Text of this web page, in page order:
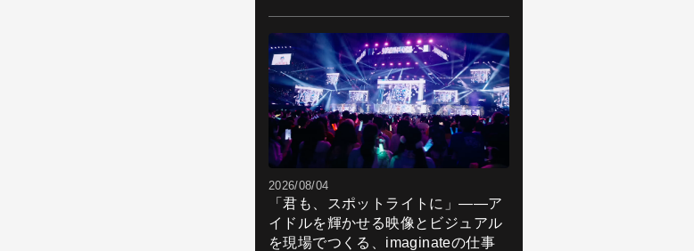
2026/08/04
「君も、スポットライトに」――ア
イドルを輝かせる映像とビジュアル
を現場でつくる、imaginateの仕事